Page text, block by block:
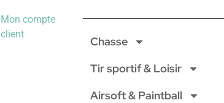
Mon compte
client
Chasse
Tir sportif & Loisir
Airsoft & Paintball